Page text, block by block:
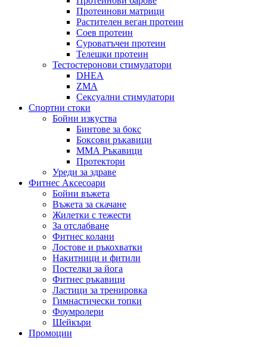
Протеинови матрици
Растителен веган протеин
Соев протеин
Суроватъчен протеин
Телешки протеин
Тестостеронови стимулатори
DHEA
ZMA
Сексуални стимулатори
Спортни стоки
Бойни изкуства
Бинтове за бокс
Боксови ръкавици
ММА Ръкавици
Протектори
Уреди за здраве
Фитнес Аксесоари
Бойни въжета
Въжета за скачане
Жилетки с тежести
За отслабване
Фитнес колани
Лостове и ръкохватки
Накитници и фитили
Постелки за йога
Фитнес ръкавици
Ластици за тренировка
Гимнастически топки
Фоумролери
Шейкъри
Промоции